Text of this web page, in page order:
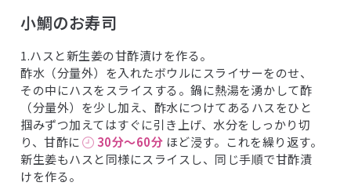
小鯛のお寿司
1.ハスと新生姜の甘酢漬けを作る。
酢水（分量外）を入れたボウルにスライサーをのせ、
その中にハスをスライスする。鍋に熱湯を湧かして酢
（分量外）を少し加え、酢水につけてあるハスをひと
掴みずつ加えてはすぐに引き上げ、水分をしっかり切
り、甘酢に
30分〜60分 ほど浸す。これを繰り返す。
新生姜もハスと同様にスライスし、同じ手順で甘酢漬
けを作る。